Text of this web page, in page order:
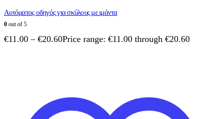
Αυτόματος οδηγός για σκύλους με ιμάντα
0 out of 5
€11.00 – €20.60Price range: €11.00 through €20.60